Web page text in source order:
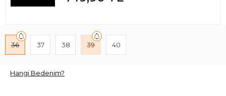
36 37 38 39 40
Hangi Bedenim?